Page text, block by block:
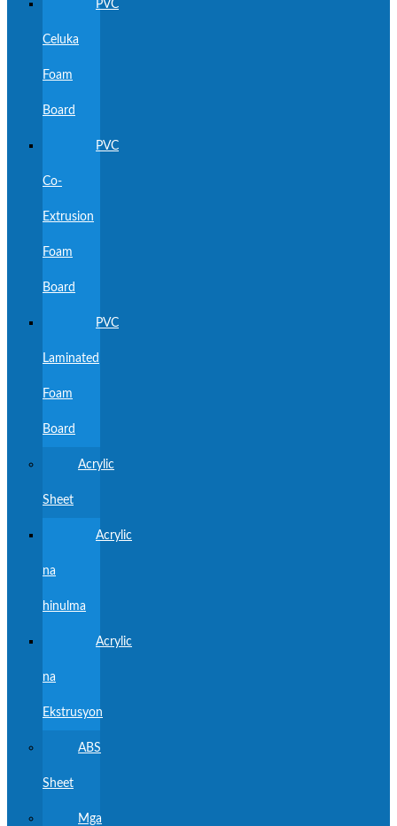
PVC
Celuka
Foam
Board
PVC
Co-
Extrusion
Foam
Board
PVC
Laminated
Foam
Board
Acrylic
Sheet
Acrylic
na
hinulma
Acrylic
na
Ekstrusyon
ABS
Sheet
Mga